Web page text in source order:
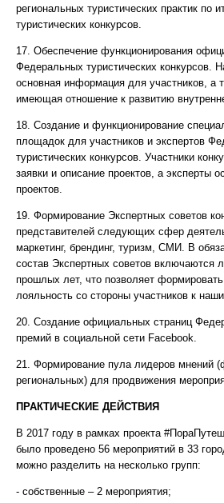
региональных туристических практик по
туристических конкурсов.
17. Обеспечение функционирования
Федеральных туристических конкурсов.
основная информация для участников, а
имеющая отношение к развитию
18. Создание и функционирование
площадок для участников и экспертов
туристических конкурсов. Участники
заявки и описание проектов, а эксперты
проектов.
19. Формирование Экспертных советов
представителей следующих сфер
маркетинг, брендинг, туризм, СМИ. В
состав Экспертных советов включаются
прошлых лет, что позволяет
лояльность со стороны участников к
20. Создание официальных страниц
премий в социальной сети Facebook.
21. Формирование пула лидеров мнений
региональных) для продвижения
ПРАКТИЧЕСКИЕ ДЕЙСТВИЯ
В 2017 году в рамках проекта
было проведено 56 мероприятий в 33
можно разделить на несколько групп:
- собственные – 2 мероприятия;